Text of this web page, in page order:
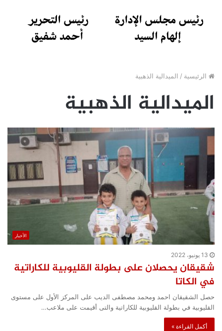
الرئيسية / الميدالية الذهبية
الميدالية الذهبية
الأخبار
13 يونيو، 2022
شقيقان يحصلان على بطولة القليوبية للكاراتية
في الكاتا
حصل الشقيقان احمد ومحمد مصطفى الديب على المركز الأول على مستوى
القليوبية في بطولة القليوبية للكاراتية والتى أقيمت على ملاعب…
أكمل القراءة »